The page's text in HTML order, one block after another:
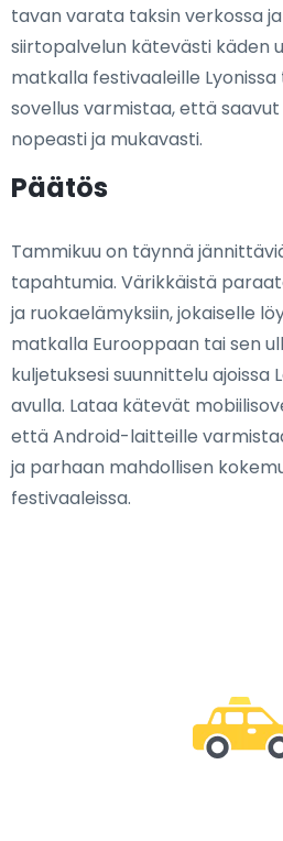
tavan varata taksin verkossa
siirtopalvelun kätevästi käden
matkalla festivaaleille
sovellus varmistaa, että
nopeasti ja mukavasti.
Päätös
Tammikuu on täynnä
tapahtumia. Värikkäistä
ja ruokaelämyksiin, jokaiselle
matkalla Eurooppaan tai sen
kuljetuksesi suunnittelu
avulla. Lataa kätevät
että Android-laitteille
ja parhaan mahdollisen
festivaaleissa.